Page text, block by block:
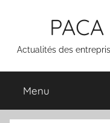
Actualités des
Menu